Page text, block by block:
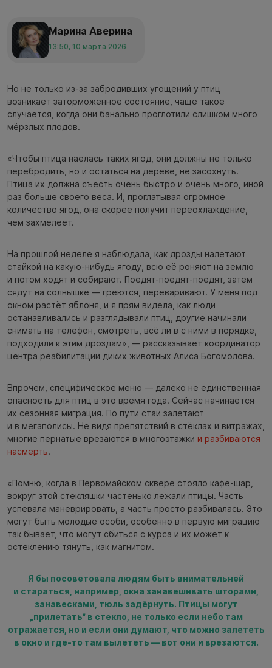
Марина Аверина
13:50, 10 марта 2026
Но не только из-за забродивших угощений у птиц
возникает заторможенное состояние, чаще такое
случается, когда они банально проглотили слишком много
мёрзлых плодов.
«Чтобы птица наелась таких ягод, они должны не только
перебродить, но и остаться на дереве, не засохнуть.
Птица их должна съесть очень быстро и очень много, иной
раз больше своего веса. И, проглатывая огромное
количество ягод, она скорее получит переохлаждение,
чем захмелеет.
На прошлой неделе я наблюдала, как дрозды налетают
стайкой на какую-нибудь ягоду, всю её роняют на землю
и потом ходят и собирают. Поедят-поедят-поедят, затем
сядут на солнышке — греются, переваривают. У меня под
окном растёт яблоня, и я прям видела, как люди
останавливались и разглядывали птиц, другие начинали
снимать на телефон, смотреть, всё ли в с ними в порядке,
подходили к этим дроздам», — рассказывает координатор
центра реабилитации диких животных Алиса Богомолова.
Впрочем, специфическое меню — далеко не единственная
опасность для птиц в это время года. Сейчас начинается
их сезонная миграция. По пути стаи залетают
и в мегаполисы. Не видя препятствий в стёклах и витражах,
многие пернатые врезаются в многоэтажки и разбиваются
насмерть.
«Помню, когда в Первомайском сквере стояло кафе-шар,
вокруг этой стекляшки частенько лежали птицы. Часть
успевала маневрировать, а часть просто разбивалась. Это
могут быть молодые особи, особенно в первую миграцию
так бывает, что могут сбиться с курса и их может к
остеклению тянуть, как магнитом.
Я бы посоветовала людям быть внимательней
и стараться, например, окна занавешивать шторами,
занавесками, тюль задёрнуть. Птицы могут
„прилетать“ в стекло, не только если небо там
отражается, но и если они думают, что можно залететь
в окно и где-то там вылететь — вот они и врезаются.